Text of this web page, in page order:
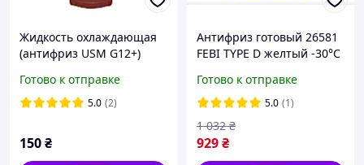
Жидкость охлаждающая
(антифриз USM G12+)
Готово к отправке
5.0 (2)
150₴
Антифриз готовый 26581
FEBI TYPE D желтый -30°C
Готово к отправке
5.0 (1)
929₴
1 032 ₴